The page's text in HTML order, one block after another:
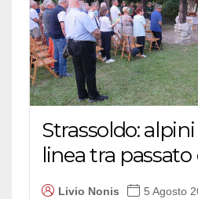
Strassoldo:
linea tra
Livio Nonis 5 Agosto